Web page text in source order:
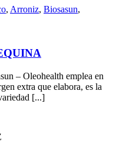
, Arroniz, Biosasun,
– Oleohealth emplea en
extra que elabora, es la
[...]